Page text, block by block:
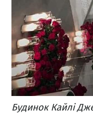
Будинок Кайлі